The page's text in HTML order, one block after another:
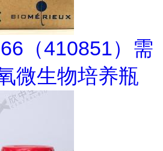
（410851）需
微生物培养瓶